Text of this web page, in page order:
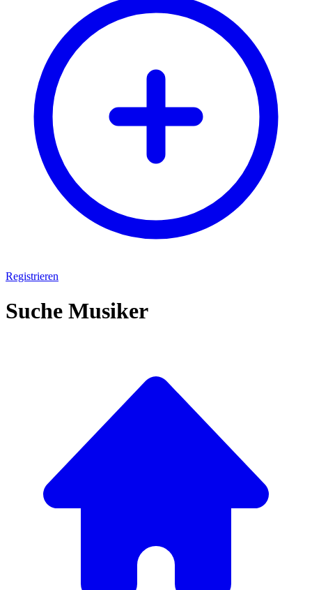
Registrieren
Suche Musiker